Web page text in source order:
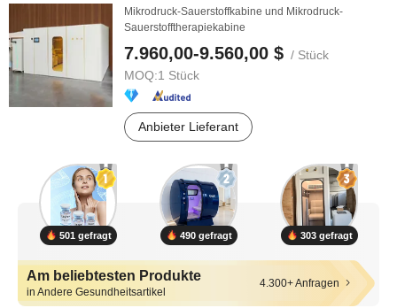
Mikrodruck-Sauerstoffkabine und Mikrodruck-
Sauerstofftherapiekabine
7.960,00-9.560,00 $ / Stück
MOQ:1 Stück
Anbieter Lieferant
501 gefragt 490 gefragt 303 gefragt
Am beliebtesten Produkte
in Andere Gesundheitsartikel
4.300+ Anfragen